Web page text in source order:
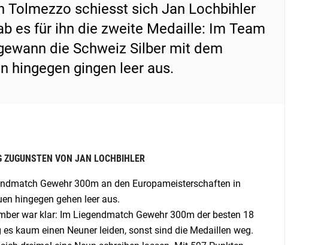
Tolmezzo schiesst sich Jan Lochbihler
es für ihn die zweite Medaille: Im Team
die Schweiz Silber mit dem
hingegen gingen leer aus.
VON JAN LOCHBIHLER
Gewehr 300m an den Europameisterschaften in
hingegen gehen leer aus.
war klar: Im Liegendmatch Gewehr 300m der besten 18
kaum einen Neuner leiden, sonst sind die Medaillen weg.